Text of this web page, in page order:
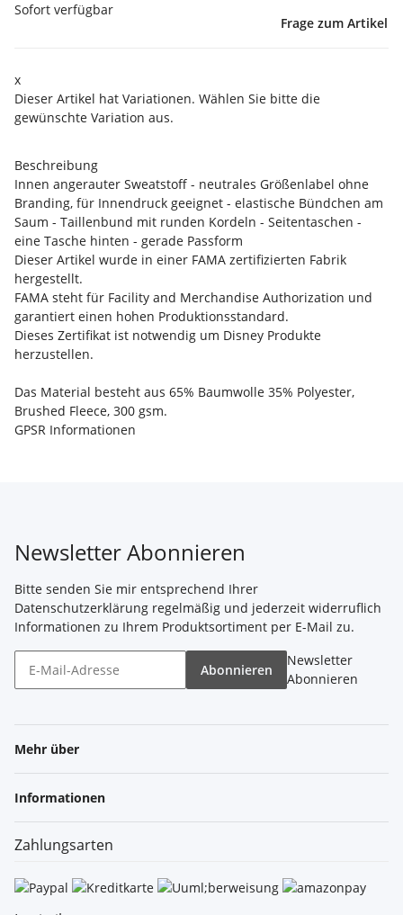
Sofort verfügbar
Frage zum Artikel
x
Dieser Artikel hat Variationen. Wählen Sie bitte die
gewünschte Variation aus.
Beschreibung
Innen angerauter Sweatstoff - neutrales Größenlabel ohne
Branding, für Innendruck geeignet - elastische Bündchen am
Saum - Taillenbund mit runden Kordeln - Seitentaschen -
eine Tasche hinten - gerade Passform
Dieser Artikel wurde in einer FAMA zertifizierten Fabrik
hergestellt.
FAMA steht für Facility and Merchandise Authorization und
garantiert einen hohen Produktionsstandard.
Dieses Zertifikat ist notwendig um Disney Produkte
herzustellen.
Das Material besteht aus 65% Baumwolle 35% Polyester,
Brushed Fleece, 300 gsm.
GPSR Informationen
Newsletter Abonnieren
Bitte senden Sie mir entsprechend Ihrer
Datenschutzerklärung regelmäßig und jederzeit widerruflich
Informationen zu Ihrem Produktsortiment per E-Mail zu.
Abonnieren
Newsletter
Abonnieren
Mehr über
Informationen
Zahlungsarten